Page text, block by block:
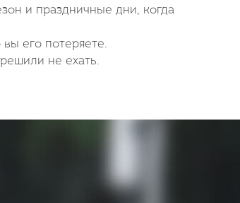
и праздничные дни, когда
его потеряете.
не ехать.